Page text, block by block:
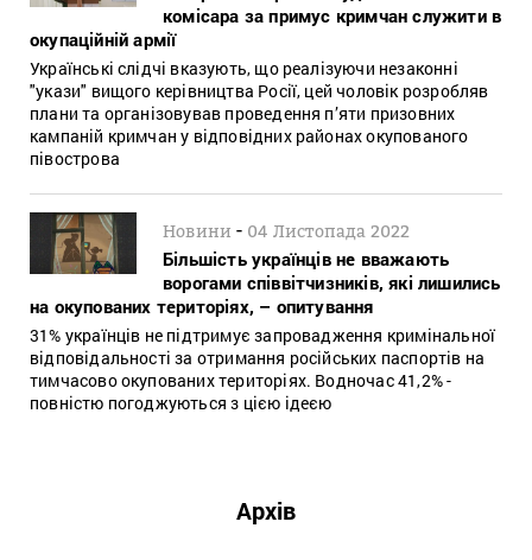
комісара за примус кримчан служити в
окупаційній армії
Українські слідчі вказують, що реалізуючи незаконні
"укази" вищого керівництва Росії, цей чоловік розробляв
плани та організовував проведення п’яти призовних
кампаній кримчан у відповідних районах окупованого
півострова
Новини - 04 Листопада 2022
Більшість українців не вважають
ворогами співвітчизників, які лишились
на окупованих територіях, – опитування
31% українців не підтримує запровадження кримінальної
відповідальності за отримання російських паспортів на
тимчасово окупованих територіях. Водночас 41,2% -
повністю погоджуються з цією ідеєю
Архів